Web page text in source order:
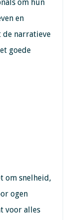
om hun
en
de narratieve
goede
om snelheid,
ogen
voor alles